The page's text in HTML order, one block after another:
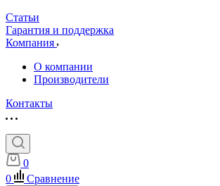
Статьи
Гарантия и поддержка
Компания
О компании
Производители
Контакты
0
0
Сравнение